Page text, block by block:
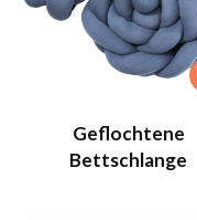
Geflochtene
Bettschlange